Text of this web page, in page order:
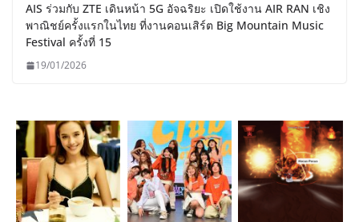
AIS ร่วมกับ ZTE เดินหน้า 5G อัจฉริยะ เปิดใช้งาน AIR RAN เชิง
พาณิชย์ครั้งแรกในไทย ที่งานคอนเสิร์ต Big Mountain Music
Festival ครั้งที่ 15
19/01/2026